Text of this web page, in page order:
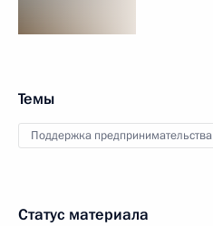
Темы
Поддержка предпринимательства
Статус материала